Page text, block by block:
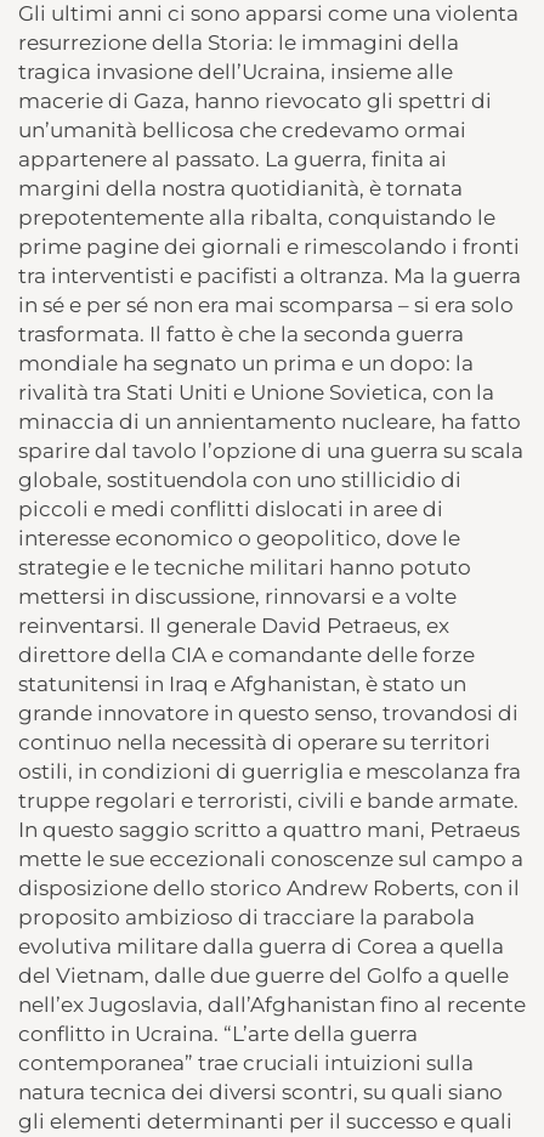
Gli ultimi anni ci sono apparsi come una violenta
resurrezione della Storia: le immagini della
tragica invasione dell’Ucraina, insieme alle
macerie di Gaza, hanno rievocato gli spettri di
un’umanità bellicosa che credevamo ormai
appartenere al passato. La guerra, finita ai
margini della nostra quotidianità, è tornata
prepotentemente alla ribalta, conquistando le
prime pagine dei giornali e rimescolando i fronti
tra interventisti e pacifisti a oltranza. Ma la guerra
in sé e per sé non era mai scomparsa – si era solo
trasformata. Il fatto è che la seconda guerra
mondiale ha segnato un prima e un dopo: la
rivalità tra Stati Uniti e Unione Sovietica, con la
minaccia di un annientamento nucleare, ha fatto
sparire dal tavolo l’opzione di una guerra su scala
globale, sostituendola con uno stillicidio di
piccoli e medi conflitti dislocati in aree di
interesse economico o geopolitico, dove le
strategie e le tecniche militari hanno potuto
mettersi in discussione, rinnovarsi e a volte
reinventarsi. Il generale David Petraeus, ex
direttore della CIA e comandante delle forze
statunitensi in Iraq e Afghanistan, è stato un
grande innovatore in questo senso, trovandosi di
continuo nella necessità di operare su territori
ostili, in condizioni di guerriglia e mescolanza fra
truppe regolari e terroristi, civili e bande armate.
In questo saggio scritto a quattro mani, Petraeus
mette le sue eccezionali conoscenze sul campo a
disposizione dello storico Andrew Roberts, con il
proposito ambizioso di tracciare la parabola
evolutiva militare dalla guerra di Corea a quella
del Vietnam, dalle due guerre del Golfo a quelle
nell’ex Jugoslavia, dall’Afghanistan fino al recente
conflitto in Ucraina. “L’arte della guerra
contemporanea” trae cruciali intuizioni sulla
natura tecnica dei diversi scontri, su quali siano
gli elementi determinanti per il successo e quali